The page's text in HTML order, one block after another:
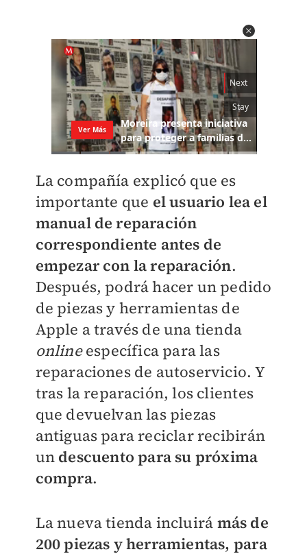
La compañía explicó que es
importante que el usuario lea el
manual de reparación
correspondiente antes de
empezar con la reparación.
Después, podrá hacer un pedido
de piezas y herramientas de
Apple a través de una tienda
onlineespecífica para las
reparaciones de autoservicio. Y
tras la reparación, los clientes
que devuelvan las piezas
antiguas para reciclar recibirán
un descuento para su próxima
compra.
La nueva tienda incluirá más de
200 piezas y herramientas, para